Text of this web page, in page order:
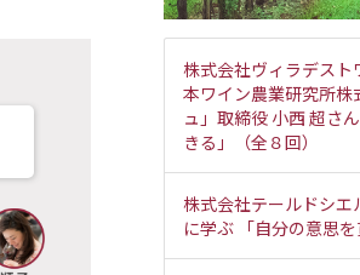
株式会社ヴィラデスト
本ワイン農業研究所
ュ」取締役 小西 超さ
きる」（全８回）
株式会社テールドシエ
に学ぶ 「自分の意思